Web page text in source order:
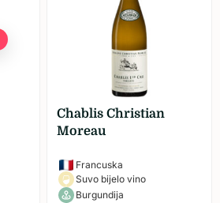
Chablis Christian
Moreau
Francuska
Suvo bijelo vino
Burgundija